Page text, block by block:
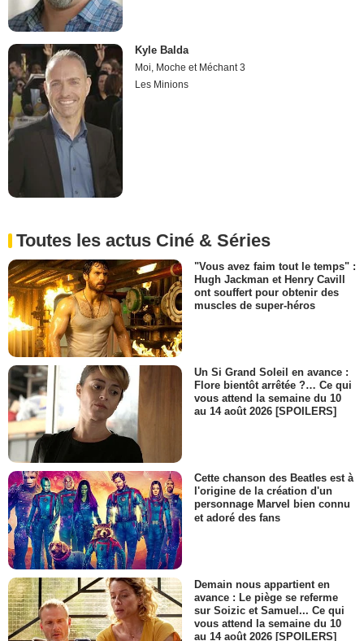
Kyle Balda
Moi, Moche et Méchant 3
Les Minions
Toutes les actus Ciné & Séries
"Vous avez faim tout le temps" :
Hugh Jackman et Henry Cavill
ont souffert pour obtenir des
muscles de super-héros
Un Si Grand Soleil en avance :
Flore bientôt arrêtée ?… Ce qui
vous attend la semaine du 10
au 14 août 2026 [SPOILERS]
Cette chanson des Beatles est à
l'origine de la création d'un
personnage Marvel bien connu
et adoré des fans
Demain nous appartient en
avance : Le piège se referme
sur Soizic et Samuel... Ce qui
vous attend la semaine du 10
au 14 août 2026 [SPOILERS]